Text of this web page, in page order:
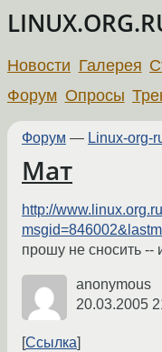
Новости Галерея
Форум Опросы
Форум — Linux-org-
Мат
http://
прошу не сносить --
anonymous
20.03.2005
Ссылка